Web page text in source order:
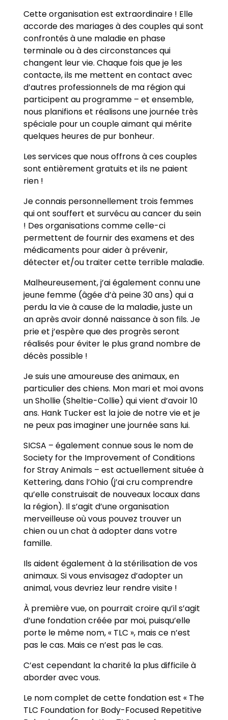
Cette organisation est extraordinaire ! Elle
accorde des mariages à des couples qui sont
confrontés à une maladie en phase
terminale ou à des circonstances qui
changent leur vie. Chaque fois que je les
contacte, ils me mettent en contact avec
d’autres professionnels de ma région qui
participent au programme – et ensemble,
nous planifions et réalisons une journée très
spéciale pour un couple aimant qui mérite
quelques heures de pur bonheur.
Les services que nous offrons à ces couples
sont entièrement gratuits et ils ne paient
rien !
Je connais personnellement trois femmes
qui ont souffert et survécu au cancer du sein
! Des organisations comme celle-ci
permettent de fournir des examens et des
médicaments pour aider à prévenir,
détecter et/ou traiter cette terrible maladie.
Malheureusement, j’ai également connu une
jeune femme (âgée d’à peine 30 ans) qui a
perdu la vie à cause de la maladie, juste un
an après avoir donné naissance à son fils. Je
prie et j’espère que des progrès seront
réalisés pour éviter le plus grand nombre de
décès possible !
Je suis une amoureuse des animaux, en
particulier des chiens. Mon mari et moi avons
un Shollie (Sheltie-Collie) qui vient d’avoir 10
ans. Hank Tucker est la joie de notre vie et je
ne peux pas imaginer une journée sans lui.
SICSA – également connue sous le nom de
Society for the Improvement of Conditions
for Stray Animals – est actuellement située à
Kettering, dans l’Ohio (j’ai cru comprendre
qu’elle construisait de nouveaux locaux dans
la région). Il s’agit d’une organisation
merveilleuse où vous pouvez trouver un
chien ou un chat à adopter dans votre
famille.
Ils aident également à la stérilisation de vos
animaux. Si vous envisagez d’adopter un
animal, vous devriez leur rendre visite !
À première vue, on pourrait croire qu’il s’agit
d’une fondation créée par moi, puisqu’elle
porte le même nom, « TLC », mais ce n’est
pas le cas. Mais ce n’est pas le cas.
C’est cependant la charité la plus difficile à
aborder avec vous.
Le nom complet de cette fondation est « The
TLC Foundation for Body-Focused Repetitive